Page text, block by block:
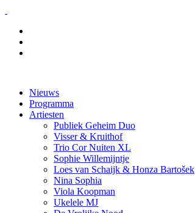
Nieuws
Programma
Artiesten
Publiek Geheim Duo
Visser & Kruithof
Trio Cor Nuiten XL
Sophie Willemijntje
Loes van Schaijk & Honza Bartošek
Nina Sophia
Viola Koopman
Ukelele MJ